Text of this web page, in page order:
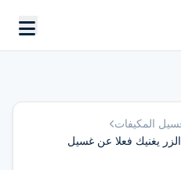
المكيفات
يغنيك فعلا عن غسيل